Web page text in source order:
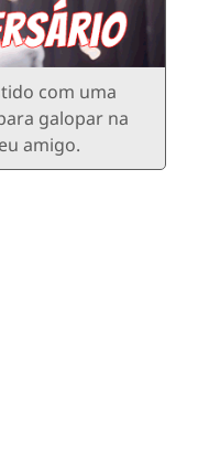
com uma
galopar na
amigo.